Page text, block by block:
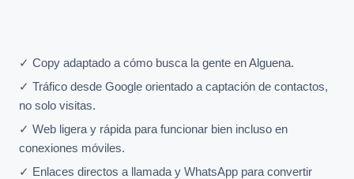
✓ Copy adaptado a cómo busca la gente en Alguena.
✓ Tráfico desde Google orientado a captación de contactos,
no solo visitas.
✓ Web ligera y rápida para funcionar bien incluso en
conexiones móviles.
✓ Enlaces directos a llamada y WhatsApp para convertir